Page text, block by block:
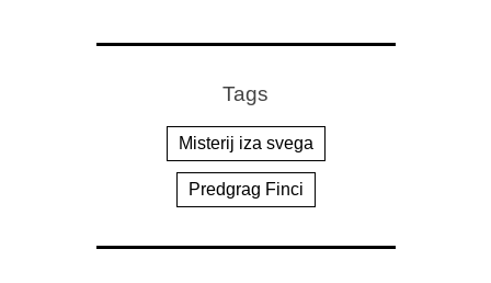
Tags
Misterij iza svega
Predgrag Finci